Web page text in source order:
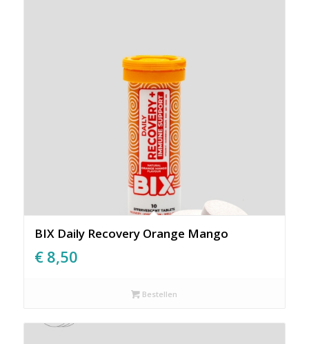
BIX Daily Recovery Orange Mango
€ 8,50
Bestellen